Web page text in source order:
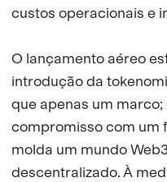
custos operacionais e
O lançamento aéreo
introdução da
que apenas um
compromisso com um
molda um mundo
descentralizado. À